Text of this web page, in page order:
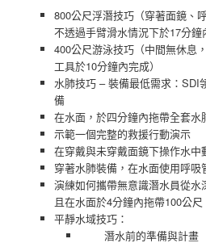
800公尺浮潛技巧（穿著面鏡、
不透過手臂滑水情況下於17分鐘
400公尺游泳技巧（中間無休息
工具於10分鐘內完成）
水肺技巧 – 裝備最低需求：SDI
備
在水面，於四分鐘內拖帶全套水
示範一個完整的救援行動演示
在穿戴與未穿戴面鏡下操作水中
穿著水肺裝備，在水面使用呼吸
演練如何攜帶無意識潛水員從
且在水面於4分鐘內拖帶100公尺
平靜水域技巧：
潛水前的準備與計畫